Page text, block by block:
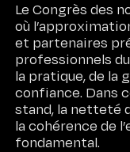
Le Congrès des
où
et partenaires
professionnels
la pratique, de la
confiance. Dans
stand, la netteté
la cohérence de
fondamental.